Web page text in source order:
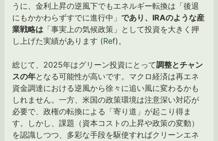
うに、金利上昇の逆風下でもエネルギー転換は「後退
にもかかわらずすでに進行中」 であり、IRAのような産
業戦略は 「事実上の気候政策」として投資を大きく押
し上げた実績があります (Ref)。
総じて、2025年はグリーン投資にとって調整とチャン
スの年となる可能性が高いです。マクロ経済は再エネ
資金調達における逆風から徐々に追い風に変わるかも
しれません。一方、米国の政策環境は注意深い対応が
必要で、政権の転換による「寄り道」が起こり得ま
す。しかし、課題（資本コストの上昇や政策の変動）
を認識しつつ、多彩な手段を駆使すればクリーンエネ